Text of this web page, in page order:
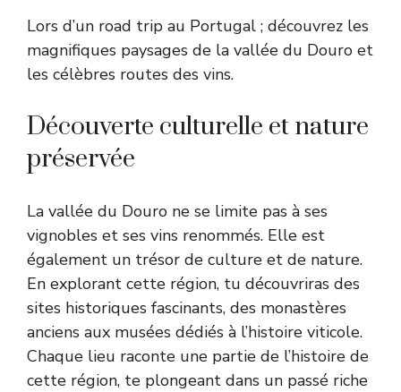
Lors d’un road trip au Portugal ; découvrez les
magnifiques paysages de la vallée du Douro et
les célèbres routes des vins.
Découverte culturelle et nature
préservée
La vallée du Douro ne se limite pas à ses
vignobles et ses vins renommés. Elle est
également un trésor de culture et de nature.
En explorant cette région, tu découvriras des
sites historiques fascinants, des monastères
anciens aux musées dédiés à l’histoire viticole.
Chaque lieu raconte une partie de l’histoire de
cette région, te plongeant dans un passé riche